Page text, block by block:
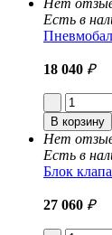
Есть в
18 040 ₽
В корзину
Нет
Есть в
Блок
27 060 ₽